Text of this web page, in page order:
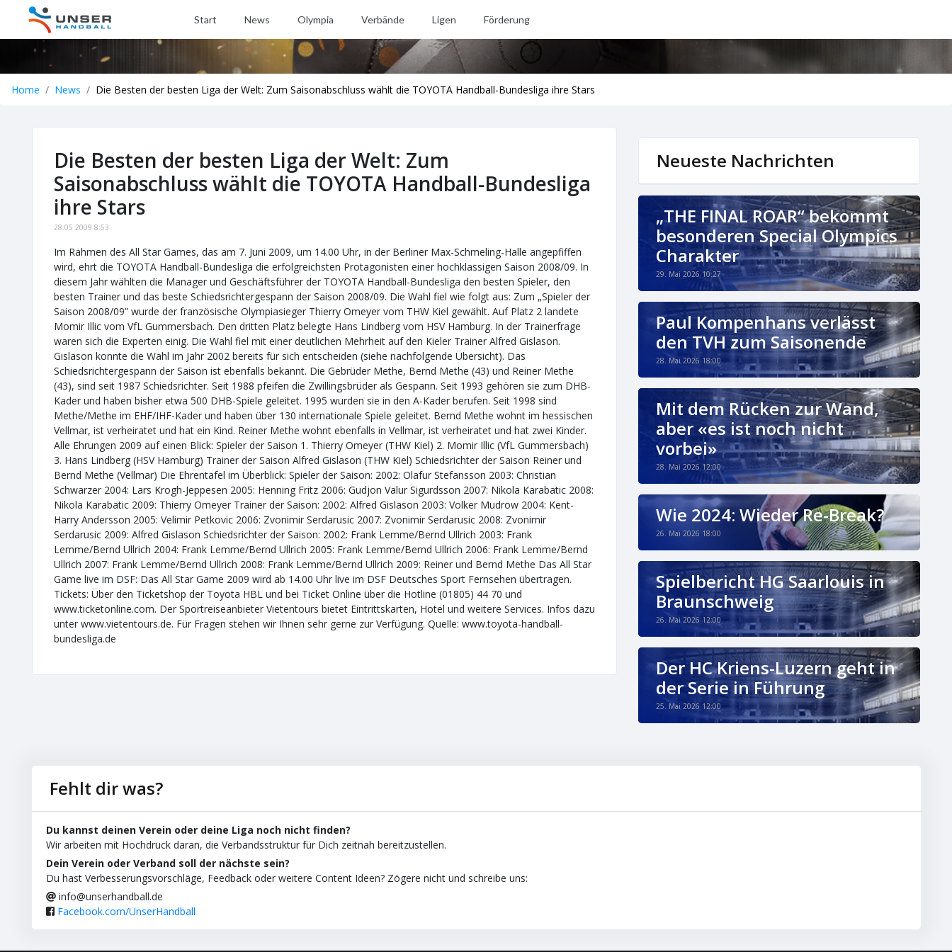
Start News Olympia Verbände Ligen Förderung
Home News Die Besten der besten Liga der Welt: Zum Saisonabschluss wählt die TOYOTA Handball-Bundesliga ihre Stars
Die Besten der besten Liga der Welt: Zum
Saisonabschluss wählt die TOYOTA Handball-Bundesliga
ihre Stars
28.05.2009 8:53
Im Rahmen des All Star Games, das am 7. Juni 2009, um 14.00 Uhr, in der Berliner Max-Schmeling-Halle angepfiffen
wird, ehrt die TOYOTA Handball-Bundesliga die erfolgreichsten Protagonisten einer hochklassigen Saison 2008/09. In
diesem Jahr wählten die Manager und Geschäftsführer der TOYOTA Handball-Bundesliga den besten Spieler, den
besten Trainer und das beste Schiedsrichtergespann der Saison 2008/09. Die Wahl fiel wie folgt aus: Zum „Spieler der
Saison 2008/09” wurde der französische Olympiasieger Thierry Omeyer vom THW Kiel gewählt. Auf Platz 2 landete
Momir Illic vom VfL Gummersbach. Den dritten Platz belegte Hans Lindberg vom HSV Hamburg. In der Trainerfrage
waren sich die Experten einig. Die Wahl fiel mit einer deutlichen Mehrheit auf den Kieler Trainer Alfred Gislason.
Gislason konnte die Wahl im Jahr 2002 bereits für sich entscheiden (siehe nachfolgende Übersicht). Das
Schiedsrichtergespann der Saison ist ebenfalls bekannt. Die Gebrüder Methe, Bernd Methe (43) und Reiner Methe
(43), sind seit 1987 Schiedsrichter. Seit 1988 pfeifen die Zwillingsbrüder als Gespann. Seit 1993 gehören sie zum DHB-
Kader und haben bisher etwa 500 DHB-Spiele geleitet. 1995 wurden sie in den A-Kader berufen. Seit 1998 sind
Methe/Methe im EHF/IHF-Kader und haben über 130 internationale Spiele geleitet. Bernd Methe wohnt im hessischen
Vellmar, ist verheiratet und hat ein Kind. Reiner Methe wohnt ebenfalls in Vellmar, ist verheiratet und hat zwei Kinder.
Alle Ehrungen 2009 auf einen Blick: Spieler der Saison 1. Thierry Omeyer (THW Kiel) 2. Momir Illic (VfL Gummersbach)
3. Hans Lindberg (HSV Hamburg) Trainer der Saison Alfred Gislason (THW Kiel) Schiedsrichter der Saison Reiner und
Bernd Methe (Vellmar) Die Ehrentafel im Überblick: Spieler der Saison: 2002: Olafur Stefansson 2003: Christian
Schwarzer 2004: Lars Krogh-Jeppesen 2005: Henning Fritz 2006: Gudjon Valur Sigurdsson 2007: Nikola Karabatic 2008:
Nikola Karabatic 2009: Thierry Omeyer Trainer der Saison: 2002: Alfred Gislason 2003: Volker Mudrow 2004: Kent-
Harry Andersson 2005: Velimir Petkovic 2006: Zvonimir Serdarusic 2007: Zvonimir Serdarusic 2008: Zvonimir
Serdarusic 2009: Alfred Gislason Schiedsrichter der Saison: 2002: Frank Lemme/Bernd Ullrich 2003: Frank
Lemme/Bernd Ullrich 2004: Frank Lemme/Bernd Ullrich 2005: Frank Lemme/Bernd Ullrich 2006: Frank Lemme/Bernd
Ullrich 2007: Frank Lemme/Bernd Ullrich 2008: Frank Lemme/Bernd Ullrich 2009: Reiner und Bernd Methe Das All Star
Game live im DSF: Das All Star Game 2009 wird ab 14.00 Uhr live im DSF Deutsches Sport Fernsehen übertragen.
Tickets: Über den Ticketshop der Toyota HBL und bei Ticket Online über die Hotline (01805) 44 70 und
www.ticketonline.com. Der Sportreiseanbieter Vietentours bietet Eintrittskarten, Hotel und weitere Services. Infos dazu
unter www.vietentours.de. Für Fragen stehen wir Ihnen sehr gerne zur Verfügung. Quelle: www.toyota-handball-
bundesliga.de
Neueste Nachrichten
„THE FINAL ROAR“ bekommt
besonderen Special Olympics
Charakter
29. Mai 2026 10:27
Paul Kompenhans verlässt
den TVH zum Saisonende
28. Mai 2026 18:00
Mit dem Rücken zur Wand,
aber «es ist noch nicht
vorbei»
28. Mai 2026 12:00
Wie 2024: Wieder Re-Break?
26. Mai 2026 18:00
Spielbericht HG Saarlouis in
Braunschweig
26. Mai 2026 12:00
Der HC Kriens-Luzern geht in
der Serie in Führung
25. Mai 2026 12:00
Fehlt dir was?
Du kannst deinen Verein oder deine Liga noch nicht finden?
Wir arbeiten mit Hochdruck daran, die Verbandsstruktur für Dich zeitnah bereitzustellen.
Dein Verein oder Verband soll der nächste sein?
Du hast Verbesserungsvorschläge, Feedback oder weitere Content Ideen? Zögere nicht und schreibe uns:
info@unserhandball.de
Facebook.com/UnserHandball